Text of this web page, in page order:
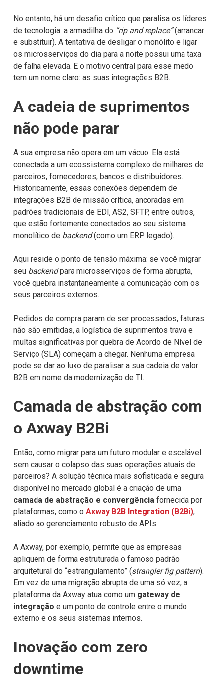
No entanto, há um desafio crítico que paralisa os líderes
de tecnologia: a armadilha do “rip and replace”(arrancar
e substituir). A tentativa de desligar o monólito e ligar
os microsserviços do dia para a noite possui uma taxa
de falha elevada. E o motivo central para esse medo
tem um nome claro: as suas integrações B2B.
A cadeia de suprimentos
não pode parar
A sua empresa não opera em um vácuo. Ela está
conectada a um ecossistema complexo de milhares de
parceiros, fornecedores, bancos e distribuidores.
Historicamente, essas conexões dependem de
integrações B2B de missão crítica, ancoradas em
padrões tradicionais de EDI, AS2, SFTP, entre outros,
que estão fortemente conectados ao seu sistema
monolítico de backend(como um ERP legado).
Aqui reside o ponto de tensão máxima: se você migrar
seu backendpara microsserviços de forma abrupta,
você quebra instantaneamente a comunicação com os
seus parceiros externos.
Pedidos de compra param de ser processados, faturas
não são emitidas, a logística de suprimentos trava e
multas significativas por quebra de Acordo de Nível de
Serviço (SLA) começam a chegar. Nenhuma empresa
pode se dar ao luxo de paralisar a sua cadeia de valor
B2B em nome da modernização de TI.
Camada de abstração com
o Axway B2Bi
Então, como migrar para um futuro modular e escalável
sem causar o colapso das suas operações atuais de
parceiros? A solução técnica mais sofisticada e segura
disponível no mercado global é a criação de uma
camada de abstração e convergência fornecida por
plataformas, como o Axway B2B Integration (B2Bi),
aliado ao gerenciamento robusto de APIs.
A Axway, por exemplo, permite que as empresas
apliquem de forma estruturada o famoso padrão
arquitetural do “estrangulamento” (strangler fig pattern).
Em vez de uma migração abrupta de uma só vez, a
plataforma da Axway atua como um gateway de
integração e um ponto de controle entre o mundo
externo e os seus sistemas internos.
Inovação com zero
downtime